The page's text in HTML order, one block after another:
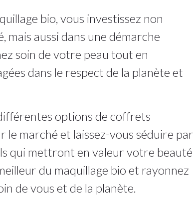
bio, vous investissez non
aussi dans une démarche
soin de votre peau tout en
dans le respect de la planète et
options de coffrets
le marché et laissez-vous séduire par
qui mettront en valeur votre beauté
du maquillage bio et rayonnez
de vous et de la planète.